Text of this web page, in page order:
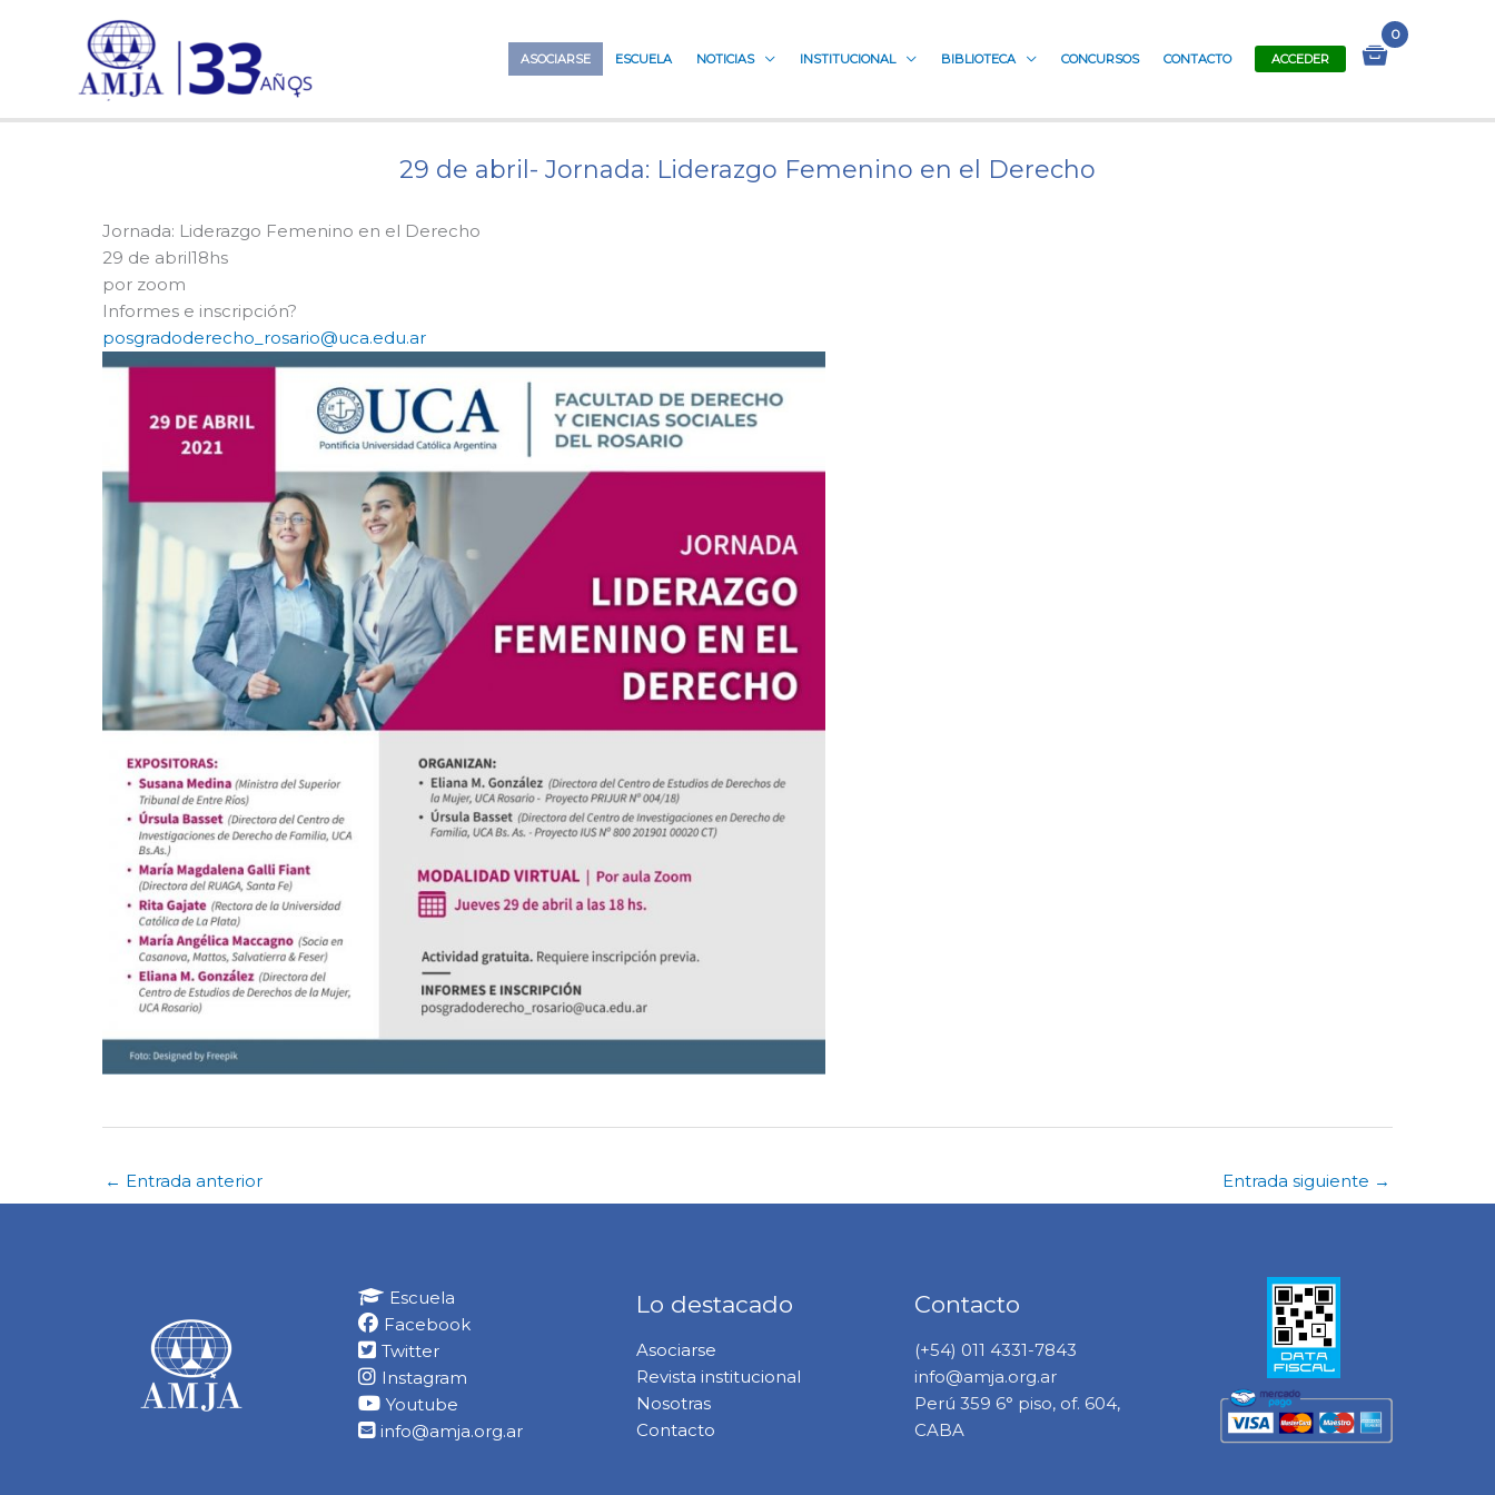
ASOCIARSE ESCUELA NOTICIAS INSTITUCIONAL BIBLIOTECA CONCURSOS CONTACTO ACCEDER
29 de abril- Jornada: Liderazgo Femenino en el Derecho
Jornada: Liderazgo Femenino en el Derecho
29 de abril18hs
por zoom
Informes e inscripción?
posgradoderecho_rosario@uca.edu.ar
← Entrada anterior Entrada siguiente →
Escuela
Facebook
Twitter
Instagram
Youtube
info@amja.org.ar
Lo destacado
Asociarse
Revista institucional
Nosotras
Contacto
Contacto
(+54) 011 4331-7843
info@amja.org.ar
Perú 359 6° piso, of. 604,
CABA